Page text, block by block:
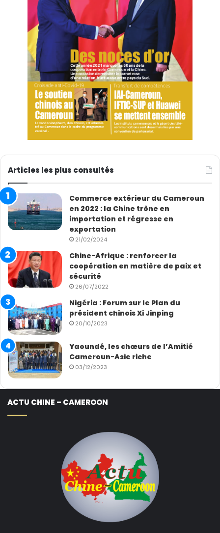
Articles les plus consultés
Commerce extérieur du Cameroun
en 2022 : la Chine trône en
importation et régresse en
exportation
21/02/2024
Chine-Afrique : renforcer la
coopération en matière de paix et
sécurité
26/07/2022
Nigéria : Forum sur le Plan du
président chinois Xi Jinping
20/10/2023
Yaoundé, les chœurs de l’Amitié
Cameroun-Asie riche
03/12/2023
ACTU CHINE – CAMEROON